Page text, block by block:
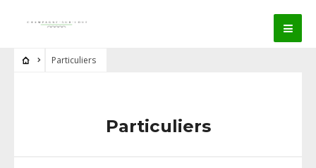
Particuliers
Particuliers